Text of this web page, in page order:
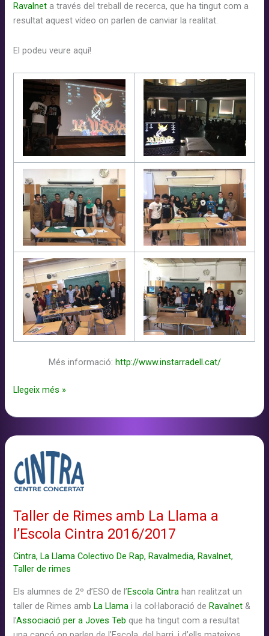
Ravalnet a través del treball de recerca, que ha tingut com a
resultataquest vídeo on parlen decanviar la realitat.
El podeu veure aquí!
Més informació: http://www.instarradell.cat/
Taller
Rimes
Llama
al
Institut
Tarradell
2018
Llegeix més »
Taller de Rimes amb La Llama a
l’Escola Cintra 2016/2017
Cintra,La Llama Colectivo De Rap,Ravalmedia,Ravalnet,
Taller de rimes
Els alumnes de 2º d’ESO de l’Escola Cintra han realitzat un
taller de Rimes ambLa Llama i la col·laboració deRavalnet &
l’Associació per a Joves Teb que ha tingut com a resultat